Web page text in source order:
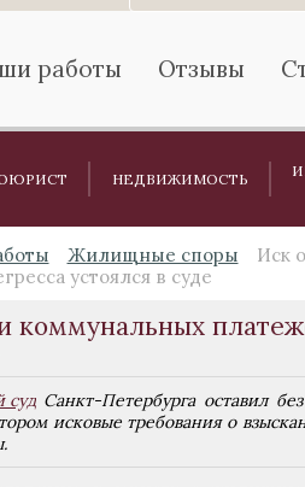
работы Отзывы
НЕДВИЖИМОСТЬ
Жилищные споры
Иск
устоялся в суде
коммунальных
судСанкт-Петербурга оставил
исковые требования о